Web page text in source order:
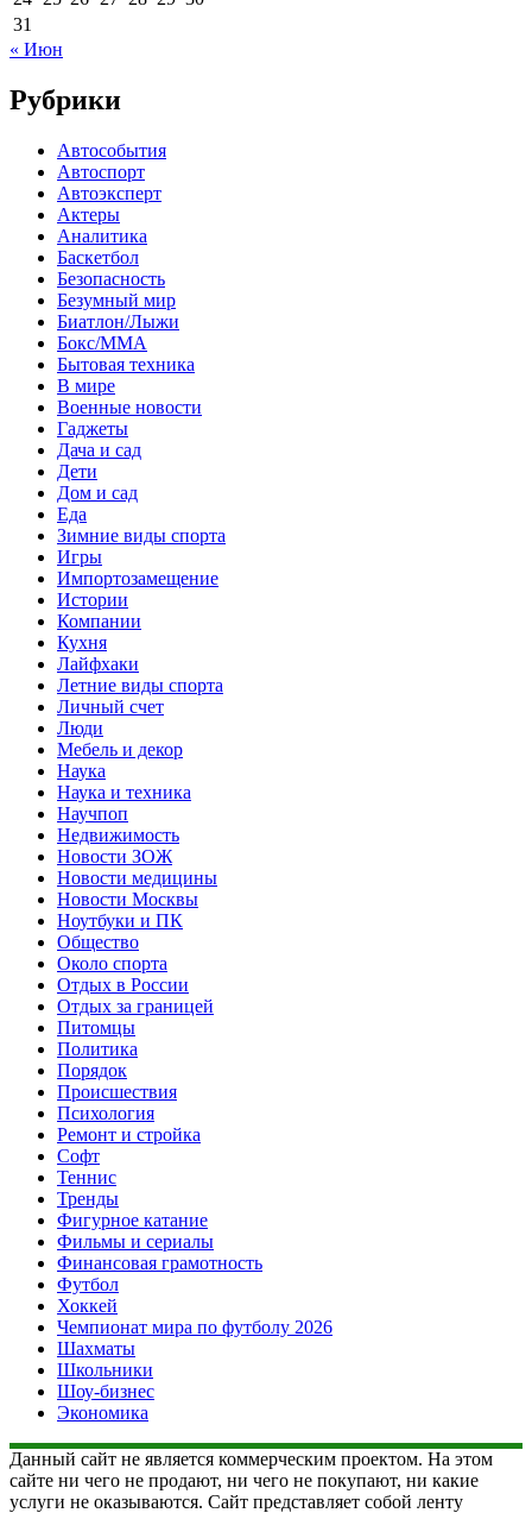
31
« Июн
Рубрики
Автособытия
Автоспорт
Автоэксперт
Актеры
Аналитика
Баскетбол
Безопасность
Безумный мир
Биатлон/Лыжи
Бокс/MMA
Бытовая техника
В мире
Военные новости
Гаджеты
Дача и сад
Дети
Дом и сад
Еда
Зимние виды спорта
Игры
Импортозамещение
Истории
Компании
Кухня
Лайфхаки
Летние виды спорта
Личный счет
Люди
Мебель и декор
Наука
Наука и техника
Научпоп
Недвижимость
Новости ЗОЖ
Новости медицины
Новости Москвы
Ноутбуки и ПК
Общество
Около спорта
Отдых в России
Отдых за границей
Питомцы
Политика
Порядок
Происшествия
Психология
Ремонт и стройка
Софт
Теннис
Тренды
Фигурное катание
Фильмы и сериалы
Финансовая грамотность
Футбол
Хоккей
Чемпионат мира по футболу 2026
Шахматы
Школьники
Шоу-бизнес
Экономика
Данный сайт не является коммерческим проектом. На этом
сайте ни чего не продают, ни чего не покупают, ни какие
услуги не оказываются. Сайт представляет собой ленту